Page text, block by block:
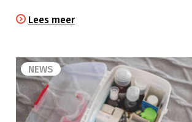
Lees meer
NEWS